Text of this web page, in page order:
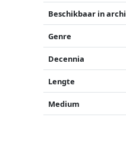
Beschikbaar in
Genre
Decennia
Lengte
Medium